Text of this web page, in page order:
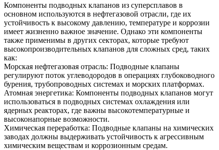
Компоненты подводных клапанов из суперсплавов в
основном используются в нефтегазовой отрасли, где их
устойчивость к высокому давлению, температуре и коррозии
имеет жизненно важное значение. Однако эти компоненты
также применимы в других секторах, которые требуют
высокопроизводительных клапанов для сложных сред, таких
как:
Морская нефтегазовая отрасль: Подводные клапаны
регулируют поток углеводородов в операциях глубоководного
бурения, трубопроводных системах и морских платформах.
Атомная энергетика: Компоненты подводных клапанов могут
использоваться в подводных системах охлаждения или
ядерных реакторах, где важны высокотемпературные и
высоконапорные возможности.
Химическая переработка: Подводные клапаны на химических
заводах должны выдерживать устойчивость к агрессивным
химическим веществам и коррозионным средам.